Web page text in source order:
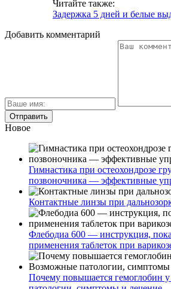
Читайте также:
Задержка 5 дней и белые
Добавить комментарий
Новое
Гимнастика при остеохондрозе
позвоночника — эффективные
Контактные линзы при
Флебодиа 600 — инструкция,
применения таблеток при
Почему повышается гемоглобин